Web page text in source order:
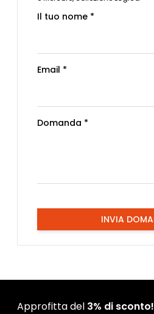
Il tuo nome *
Email *
Domanda *
INVIA
Approfitta del 3% di sconto!